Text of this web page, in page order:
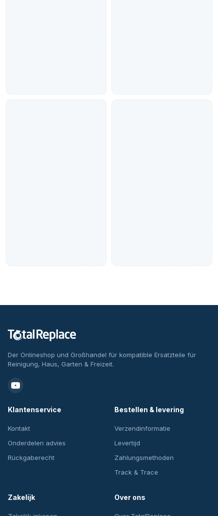
Der Onlineshop und Großhandel für kompatible Ersatzteile für
Reinigung, Haus, Garten & Freizeit.
Klantenservice
Kontakt
Onderdelen advies
Rückgaberecht
Bestellen & levering
Verzendinformatie
Levertijd
Zahlungsmethoden
Track & Trace
Zakelijk Over ons